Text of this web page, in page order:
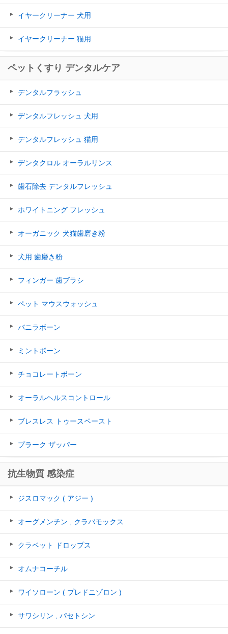
イヤークリーナー 犬用
イヤークリーナー 猫用
ペットくすり デンタルケア
デンタルフラッシュ
デンタルフレッシュ 犬用
デンタルフレッシュ 猫用
デンタクロル オーラルリンス
歯石除去 デンタルフレッシュ
ホワイトニング フレッシュ
オーガニック 犬猫歯磨き粉
犬用 歯磨き粉
フィンガー 歯ブラシ
ペット マウスウォッシュ
バニラボーン
ミントボーン
チョコレートボーン
オーラルヘルスコントロール
ブレスレス トゥースペースト
プラーク ザッパー
抗生物質 感染症
ジスロマック ( アジー )
オーグメンチン , クラバモックス
クラベット ドロップス
オムナコーチル
ワイソローン ( プレドニゾロン )
サワシリン , パセトシン